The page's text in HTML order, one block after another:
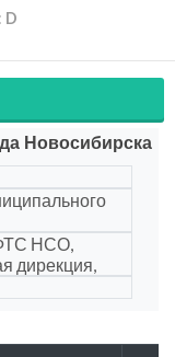
D
Новосибирска
НСО,
дирекция,